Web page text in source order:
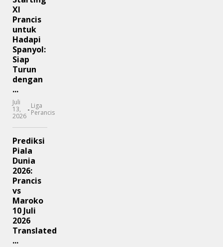
XI
Prancis
untuk
Hadapi
Spanyol:
Siap
Turun
dengan
...
Juli
13,
2026
- Liga
Perancis
Prediksi
Piala
Dunia
2026:
Prancis
vs
Maroko
10 Juli
2026
Translated
...